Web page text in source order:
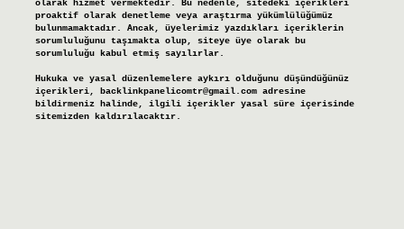
olarak hizmet vermektedir. Bu nedenle, sitedeki içerikleri
proaktif olarak denetleme veya araştırma yükümlülüğümüz
bulunmamaktadır. Ancak, üyelerimiz yazdıkları içeriklerin
sorumluluğunu taşımakta olup, siteye üye olarak bu
sorumluluğu kabul etmiş sayılırlar.
Hukuka ve yasal düzenlemelere aykırı olduğunu düşündüğünüz
içerikleri, backlinkpanelicomtr@gmail.comadresine
bildirmeniz halinde, ilgili içerikler yasal süre içerisinde
sitemizden kaldırılacaktır.